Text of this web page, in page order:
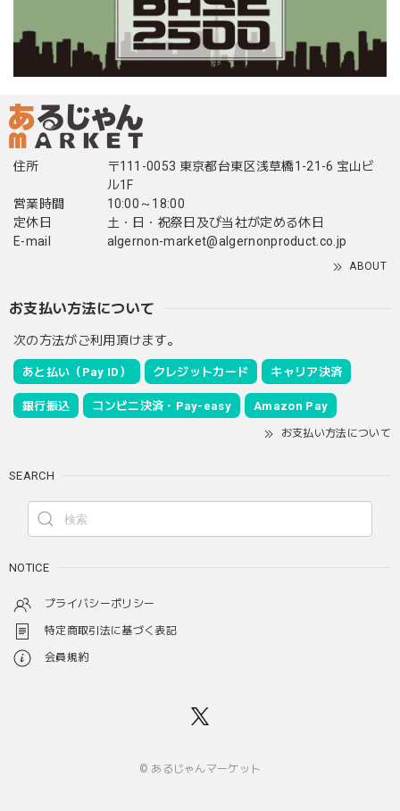
住所
〒111-0053 東京都台東区浅草橋1-21-6 宝山ビ
ル1F
営業時間
10:00～18:00
定休日
土・日・祝祭日及び当社が定める休日
E-mail
algernon-market@algernonproduct.co.jp
ABOUT
お支払い方法について
次の方法がご利用頂けます。
あと払い（Pay ID） クレジットカード キャリア決済
銀行振込 コンビニ決済・Pay-easy Amazon Pay
お支払い方法について
SEARCH
NOTICE
プライバシーポリシー
特定商取引法に基づく表記
会員規約
© あるじゃんマーケット